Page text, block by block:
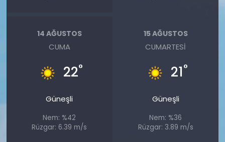
14 AĞUSTOS
CUMA
22°
Güneşli
Nem: %42
Rüzgar: 6.39 m/s
15 AĞUSTOS
CUMARTESI
21°
Güneşli
Nem: %36
Rüzgar: 3.89 m/s